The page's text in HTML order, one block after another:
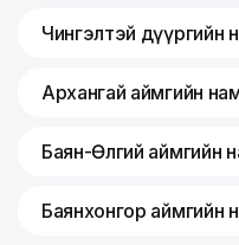
Чингэлтэй дүүргийн
Архангай аймгийн
Баян-Өлгий аймгийн
Баянхонгор аймгийн